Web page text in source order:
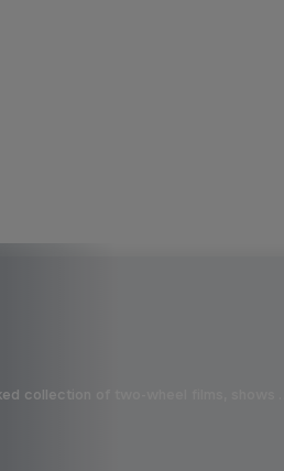
collection of two-wheel films, shows …